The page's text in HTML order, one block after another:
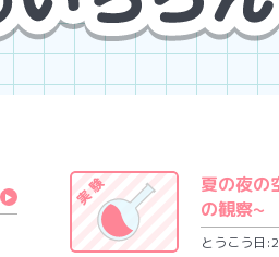
夏の夜の
の観察~
とうこう日